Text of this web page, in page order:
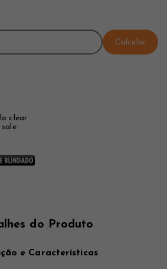
Calcular
do Produto
e Características